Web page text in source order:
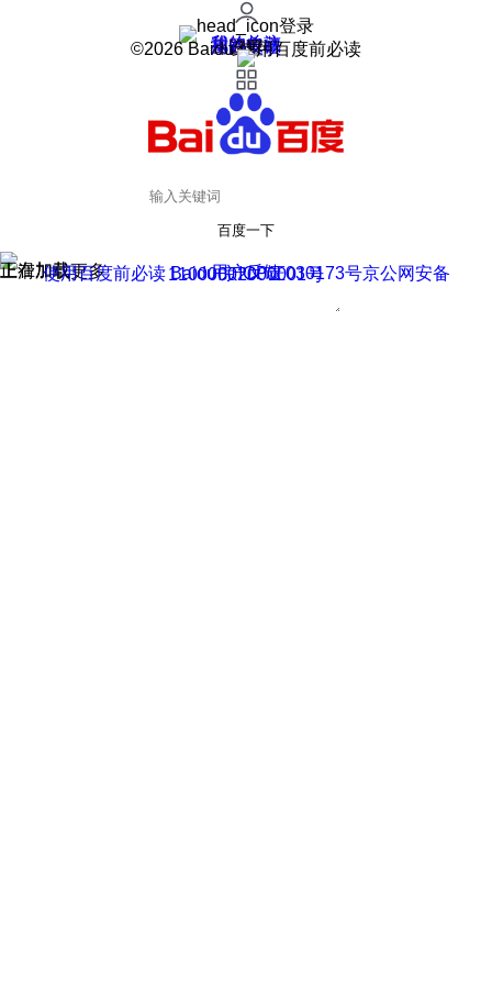
登录
我的关注
我的收藏
皮肤中心
用户反馈
设置
©2026 Baidu 使用百度前必读
百度一下
正在加载
上滑加载更多 用户反馈
使用百度前必读 Baidu 京ICP证030173号
京公网安备11000002000001号